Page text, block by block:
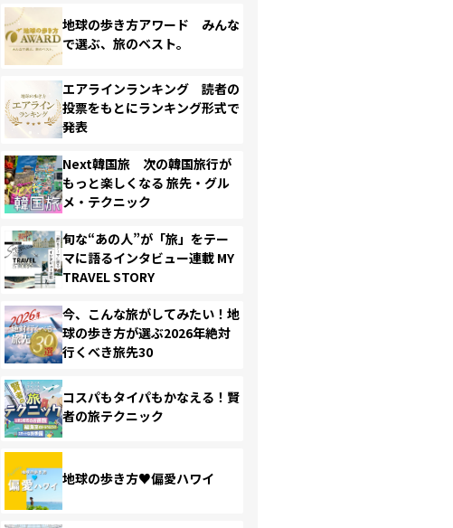
地球の歩き方アワード みんな
で選ぶ、旅のベスト。
エアラインランキング 読者の
投票をもとにランキング形式で
発表
Next韓国旅 次の韓国旅行が
もっと楽しくなる 旅先・グル
メ・テクニック
旬な“あの人”が「旅」をテー
マに語るインタビュー連載 MY
TRAVEL STORY
今、こんな旅がしてみたい！地
球の歩き方が選ぶ2026年絶対
行くべき旅先30
コスパもタイパもかなえる！賢
者の旅テクニック
地球の歩き方♥偏愛ハワイ